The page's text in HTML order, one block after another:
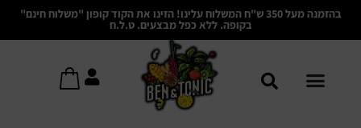
בהזמנה מעל 350 ש"ח המשלוח עלינו! הזינו את הקוד קופון "משלוח חינם"
בקופה. ללא כפל מבצעים. ט.ל.ח